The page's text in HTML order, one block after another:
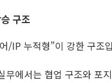
구조
/IP 누적형”이 강한 구조
무에서는 협업 구조와 포지